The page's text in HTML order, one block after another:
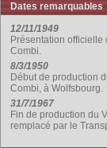
Dates remarquables
12/11/1949
Présentation officielle
Combi.
8/3/1950
Début de production
Combi, à Wolfsbourg.
31/7/1967
Fin de production du
remplacé par le